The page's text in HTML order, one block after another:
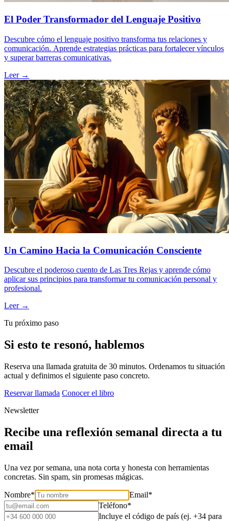
El Poder Transformador del Lenguaje Positivo
Descubre cómo el lenguaje positivo transforma tus relaciones y
comunicación. Aprende estrategias prácticas para fortalecer vínculos
y superar barreras comunicativas.
Leer →
Un Camino Hacia la Comunicación Consciente
Descubre el poderoso cuento de Las Tres Rejas y aprende cómo
aplicar sus principios para transformar tu comunicación personal y
profesional.
Leer →
Tu próximo paso
Si esto te resonó, hablemos
Reserva una llamada gratuita de 30 minutos. Ordenamos tu situación
actual y definimos el siguiente paso concreto.
Reservar llamada Conocer el libro
Newsletter
Recibe una reflexión semanal directa a tu
email
Una vez por semana, una nota corta y honesta con herramientas
concretas. Sin spam, sin promesas mágicas.
Nombre* Email*
Teléfono*
Incluye el código de país (ej. +34 para